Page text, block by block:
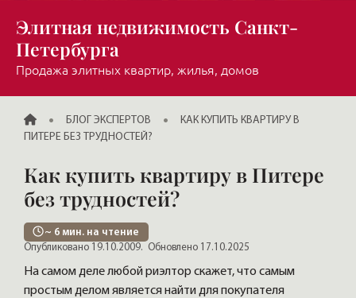
Элитная недвижимость Санкт-
Петербурга
Продажа элитных квартир, жилья, домов
ГЛАВНАЯБЛОГ ЭКСПЕРТОВ
КАК КУПИТЬ КВАРТИРУ В
ПИТЕРЕ БЕЗ ТРУДНОСТЕЙ?
Как купить квартиру в Питере
без трудностей?
~ 6 мин. на чтение
Опубликовано 19.10.2009. Обновлено 17.10.2025
На самом деле любой риэлтор скажет, что самым
простым делом является найти для покупателя